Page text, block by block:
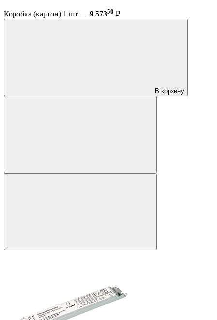
Коробка (картон) 1 шт — 9 57350 ₽
В корзину